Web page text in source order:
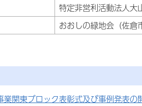
特定非営利活動法人大
おおしの緑地会（佐倉
関東ブロック表彰式及び事例発表の